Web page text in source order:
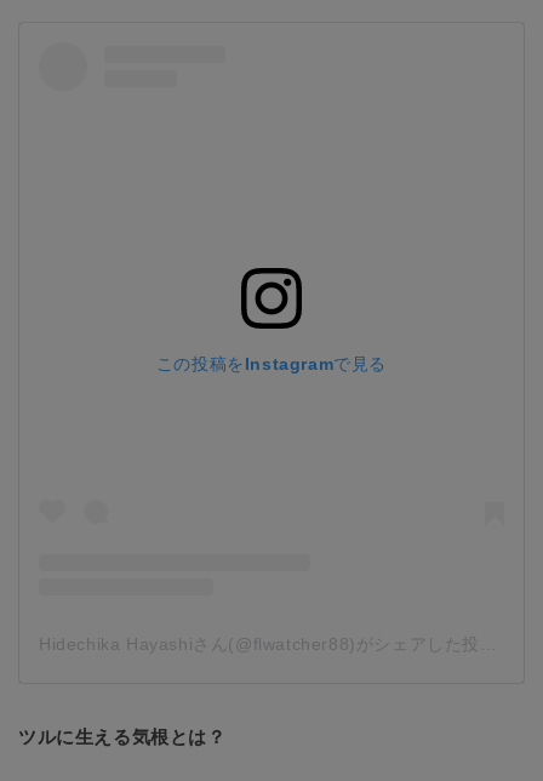
この投稿をInstagramで見る
ツルに生える気根とは？